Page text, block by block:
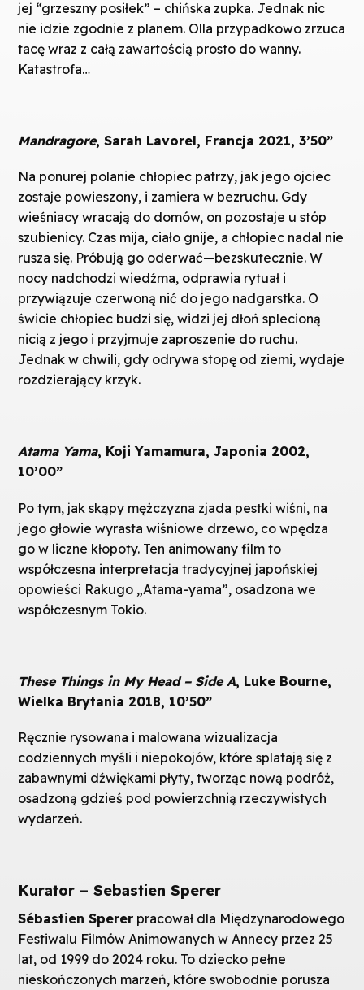
jej “grzeszny posiłek” – chińska zupka. Jednak nic
nie idzie zgodnie z planem. Olla przypadkowo zrzuca
tacę wraz z całą zawartością prosto do wanny.
Katastrofa…
Mandragore, Sarah Lavorel, Francja 2021, 3’50”
Na ponurej polanie chłopiec patrzy, jak jego ojciec
zostaje powieszony, i zamiera w bezruchu. Gdy
wieśniacy wracają do domów, on pozostaje u stóp
szubienicy. Czas mija, ciało gnije, a chłopiec nadal nie
rusza się. Próbują go oderwać—bezskutecznie. W
nocy nadchodzi wiedźma, odprawia rytuał i
przywiązuje czerwoną nić do jego nadgarstka. O
świcie chłopiec budzi się, widzi jej dłoń splecioną
nicią z jego i przyjmuje zaproszenie do ruchu.
Jednak w chwili, gdy odrywa stopę od ziemi, wydaje
rozdzierający krzyk.
Atama Yama, Koji Yamamura, Japonia 2002,
10’00”
Po tym, jak skąpy mężczyzna zjada pestki wiśni, na
jego głowie wyrasta wiśniowe drzewo, co wpędza
go w liczne kłopoty. Ten animowany film to
współczesna interpretacja tradycyjnej japońskiej
opowieści Rakugo „Atama-yama”, osadzona we
współczesnym Tokio.
These Things in My Head – Side A, Luke Bourne,
Wielka Brytania 2018, 10’50”
Ręcznie rysowana i malowana wizualizacja
codziennych myśli i niepokojów, które splatają się z
zabawnymi dźwiękami płyty, tworząc nową podróż,
osadzoną gdzieś pod powierzchnią rzeczywistych
wydarzeń.
Kurator – Sebastien Sperer
Sébastien Sperer pracował dla Międzynarodowego
Festiwalu Filmów Animowanych w Annecy przez 25
lat, od 1999 do 2024 roku. To dziecko pełne
nieskończonych marzeń, które swobodnie porusza